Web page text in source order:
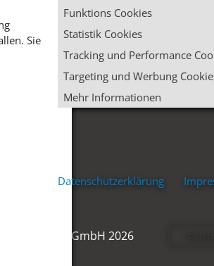
Beschläge GmbH 2026
Sie
Funktions Cookies
Statistik Cookies
Tracking und Performance
Targeting und Werbung
Mehr Informationen
Datenschutzerklärung